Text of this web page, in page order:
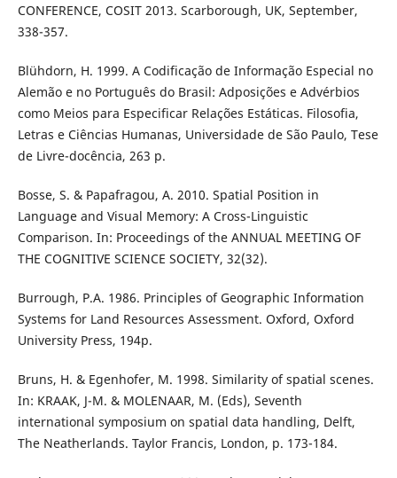
CONFERENCE, COSIT 2013. Scarborough, UK, September,
338-357.
Blühdorn, H. 1999. A Codificação de Informação Especial no
Alemão e no Português do Brasil: Adposições e Advérbios
como Meios para Especificar Relações Estáticas. Filosofia,
Letras e Ciências Humanas, Universidade de São Paulo, Tese
de Livre-docência, 263 p.
Bosse, S. & Papafragou, A. 2010. Spatial Position in
Language and Visual Memory: A Cross-Linguistic
Comparison. In: Proceedings of the ANNUAL MEETING OF
THE COGNITIVE SCIENCE SOCIETY, 32(32).
Burrough, P.A. 1986. Principles of Geographic Information
Systems for Land Resources Assessment. Oxford, Oxford
University Press, 194p.
Bruns, H. & Egenhofer, M. 1998. Similarity of spatial scenes.
In: KRAAK, J-M. & MOLENAAR, M. (Eds), Seventh
international symposium on spatial data handling, Delft,
The Neatherlands. Taylor Francis, London, p. 173-184.